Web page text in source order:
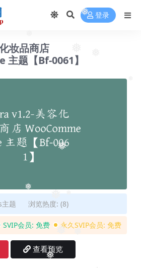
❅
❅
❅
❅
❅
❅
❅
❅ 登录
妆品商店
题【Bf-0061】
题 浏览热度: (8)
SVIP会员: 免费 永久SVIP会员: 免费
查看预览